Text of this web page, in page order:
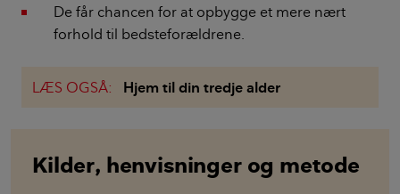
De får chancen for at opbygge et mere nært
forhold til bedsteforældrene.
LÆS OGSÅ: Hjem til din tredje alder
Kilder, henvisninger og metode